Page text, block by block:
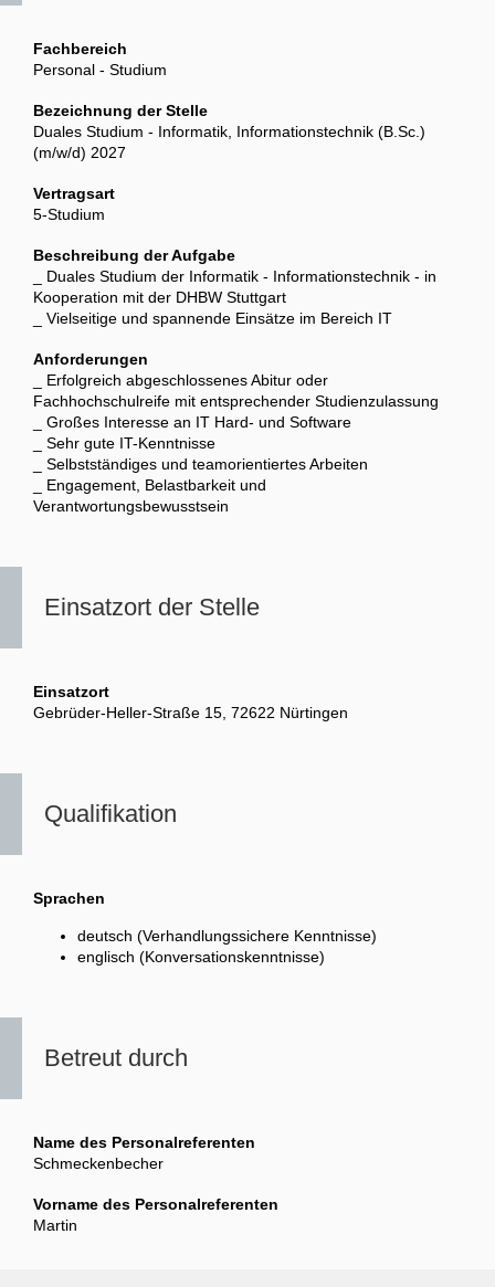
Fachbereich
Personal - Studium
Bezeichnung der Stelle
Duales Studium - Informatik, Informationstechnik (B.Sc.)
(m/w/d) 2027
Vertragsart
5-Studium
Beschreibung der Aufgabe
_ Duales Studium der Informatik - Informationstechnik - in
Kooperation mit der DHBW Stuttgart
_ Vielseitige und spannende Einsätze im Bereich IT
Anforderungen
_ Erfolgreich abgeschlossenes Abitur oder
Fachhochschulreife mit entsprechender Studienzulassung
_ Großes Interesse an IT Hard- und Software
_ Sehr gute IT-Kenntnisse
_ Selbstständiges und teamorientiertes Arbeiten
_ Engagement, Belastbarkeit und
Verantwortungsbewusstsein
Einsatzort der Stelle
Einsatzort
Gebrüder-Heller-Straße 15, 72622 Nürtingen
Qualifikation
Sprachen
deutsch (Verhandlungssichere Kenntnisse)
englisch (Konversationskenntnisse)
Betreut durch
Name des Personalreferenten
Schmeckenbecher
Vorname des Personalreferenten
Martin